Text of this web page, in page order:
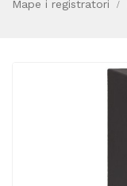
Mape i registratori